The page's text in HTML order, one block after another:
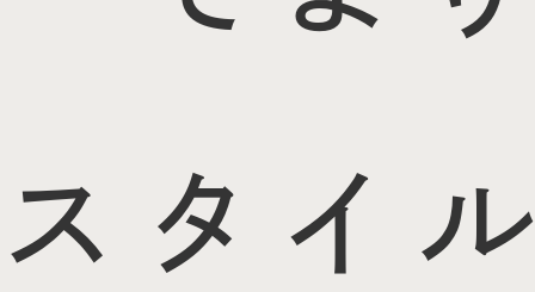
スタイル